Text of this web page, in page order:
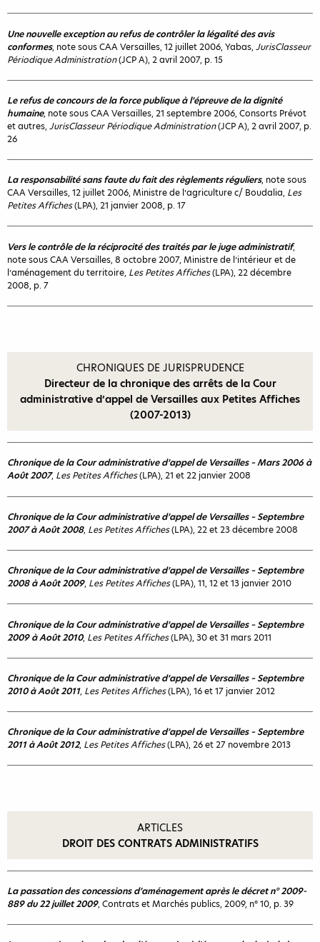
Une nouvelle exception au refus de contrôler la légalité des avis
conformes, note sous CAA Versailles, 12 juillet 2006, Yabas, JurisClasseur
Périodique Administration(JCP A), 2 avril 2007, p. 15
Le refus de concours de la force publique à l’épreuve de la dignité
humaine, note sous CAA Versailles, 21 septembre 2006, Consorts Prévot
et autres, JurisClasseur Périodique Administration(JCP A), 2 avril 2007, p.
26
La responsabilité sans faute du fait des règlements réguliers, note sous
CAA Versailles, 12 juillet 2006, Ministre de l’agriculture c/ Boudalia, Les
Petites Affiches(LPA), 21 janvier 2008, p. 17
Vers le contrôle de la réciprocité des traités par le juge administratif,
note sous CAA Versailles, 8 octobre 2007, Ministre de l’intérieur et de
l’aménagement du territoire, Les Petites Affiches(LPA), 22 décembre
2008, p. 7
CHRONIQUES DE JURISPRUDENCE
Directeur de la chronique des arrêts de la Cour
administrative d’appel de Versailles aux Petites Affiches
(2007-2013)
Chronique de la Cour administrative d’appel de Versailles – Mars 2006 à
Août 2007, Les Petites Affiches(LPA), 21 et 22 janvier 2008
Chronique de la Cour administrative d’appel de Versailles – Septembre
2007 à Août 2008, Les Petites Affiches(LPA), 22 et 23 décembre 2008
Chronique de la Cour administrative d’appel de Versailles – Septembre
2008 à Août 2009, Les Petites Affiches(LPA), 11, 12 et 13 janvier 2010
Chronique de la Cour administrative d’appel de Versailles – Septembre
2009 à Août 2010, Les Petites Affiches(LPA), 30 et 31 mars 2011
Chronique de la Cour administrative d’appel de Versailles – Septembre
2010 à Août 2011, Les Petites Affiches(LPA), 16 et 17 janvier 2012
Chronique de la Cour administrative d’appel de Versailles – Septembre
2011 à Août 2012, Les Petites Affiches(LPA), 26 et 27 novembre 2013
ARTICLES
DROIT DES CONTRATS ADMINISTRATIFS
La passation des concessions d’aménagement après le décret n° 2009-
889 du 22 juillet 2009, Contrats et Marchés publics, 2009, n° 10, p. 39